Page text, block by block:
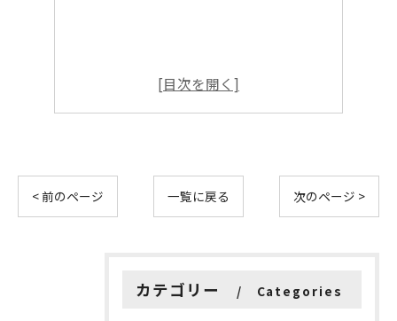
< 前のページ 一覧に戻る 次のページ >
カテゴリー Categories